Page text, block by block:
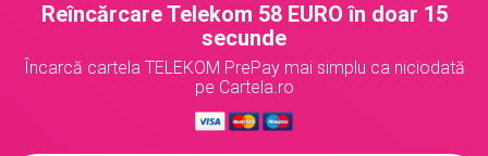
Reîncărcare Telekom 58 EURO în doar 15
secunde
Încarcă cartela TELEKOM PrePay mai simplu ca niciodată
pe Cartela.ro